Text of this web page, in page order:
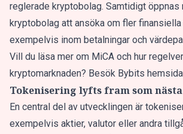
reglerade kryptobolag. Samtidigt
kryptobolag att ansöka om fler
exempelvis inom betalningar och
Vill du läsa mer om MiCA och hur
kryptomarknaden? Besök Bybits
Tokenisering lyfts fram som
En central del av utvecklingen är
exempelvis aktier, valutor eller andra